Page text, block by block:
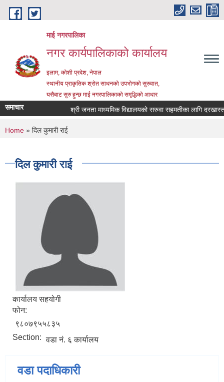
Skip to main content
माई नगरपालिका
नगर कार्यपालिकाको कार्यालय
इलाम, कोशी प्रदेश, नेपाल
स्थानीय प्राकृतिक श्रोत साधनको उपभोगको सुरुवात,
यसैबाट सुरु हुन्छ माई नगरपालिकाको समृद्धिको आधार
समाचार श्री जनता माध्यमिक विद्यालयको सरुवा सहमतीका लागि दरखास्त
You are here
Home » दिल कुमारी राई
दिल कुमारी राई
कार्यालय सहयोगी
फोन:
९८०७९५५८३५
Section: वडा नं. ६ कार्यालय
वडा पदाधिकारी